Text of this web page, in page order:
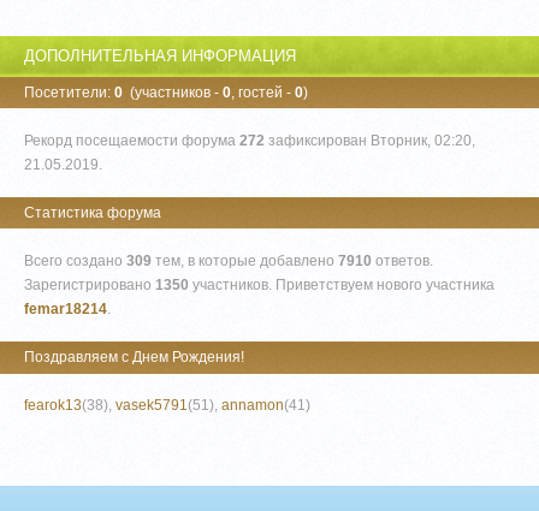
ДОПОЛНИТЕЛЬНАЯ ИНФОРМАЦИЯ
Посетители:0 (участников -0 , гостей -0)
Рекорд посещаемости форума272 зафиксирован Вторник, 02:20,
21.05.2019.
Статистика форума
Всего создано309 тем, в которые добавлено7910 ответов.
Зарегистрировано 1350 участников. Приветствуем нового участника
femar18214
Поздравляем с Днем Рождения!
fearok13(38) ,vasek5791(51) ,annamon(41)